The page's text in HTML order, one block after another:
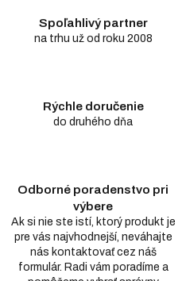
Spoľahlivý partner
na trhu už od roku 2008
Rýchle doručenie
do druhého dňa
Odborné poradenstvo pri
výbere
Ak si nie ste istí, ktorý produkt je
pre vás najvhodnejší, neváhajte
nás kontaktovať cez náš
formulár. Radi vám poradíme a